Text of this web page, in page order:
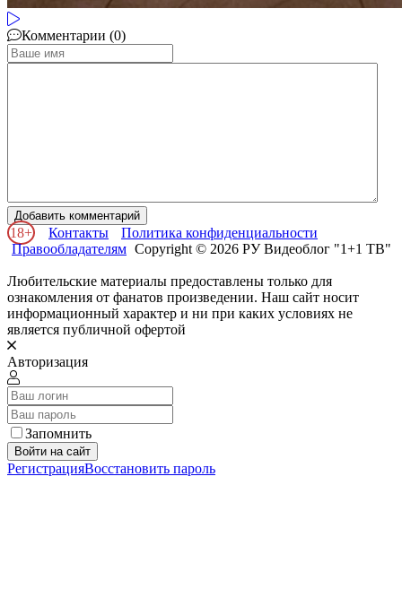
Комментарии (0)
Добавить комментарий
18+ Контакты
Политика конфиденциальности
Правообладателям Copyright © 2026 РУ Видеоблог "1+1 ТВ"
Любительские материалы предоставлены только для
ознакомления от фанатов произведении. Наш сайт носит
информационный характер и ни при каких условиях не
является публичной офертой
Авторизация
Запомнить
Войти на сайт
РегистрацияВосстановить пароль